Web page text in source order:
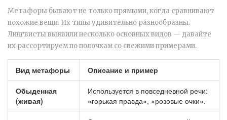
Метафоры бывают не только прямыми, когда сравнивают
похожие вещи. Их типы удивительно разнообразны.
Лингвисты выявили несколько основных видов — давайте
их рассортируем по полочкам со свежими примерами.
Вид метафоры Описание и пример
Обыденная
(живая)
Используется в повседневной речи:
«горькая правда», «розовые очки».